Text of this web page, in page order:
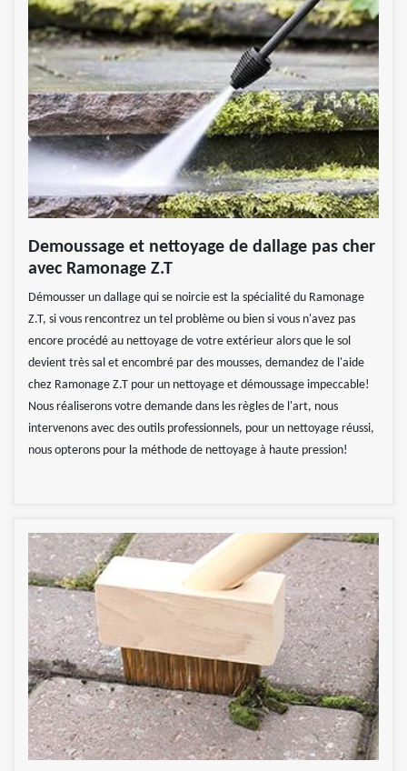
Demoussage et nettoyage de dallage pas cher
avec Ramonage Z.T
Démousser un dallage qui se noircie est la spécialité du Ramonage
Z.T, si vous rencontrez un tel problème ou bien si vous n'avez pas
encore procédé au nettoyage de votre extérieur alors que le sol
devient très sal et encombré par des mousses, demandez de l'aide
chez Ramonage Z.T pour un nettoyage et démoussage impeccable!
Nous réaliserons votre demande dans les règles de l'art, nous
intervenons avec des outils professionnels, pour un nettoyage réussi,
nous opterons pour la méthode de nettoyage à haute pression!